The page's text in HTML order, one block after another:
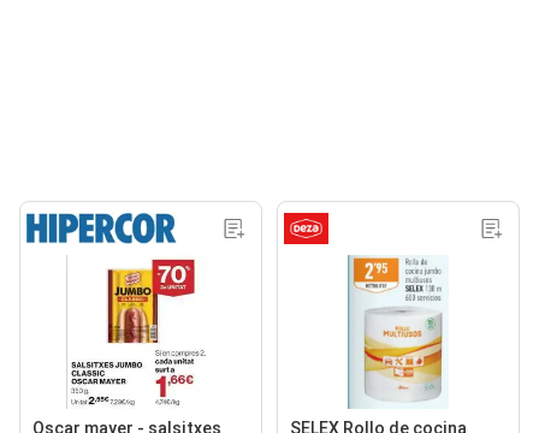
Oscar mayer - salsitxes SELEX Rollo de cocina